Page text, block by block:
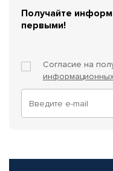
Получайте
первыми!
Согласие на